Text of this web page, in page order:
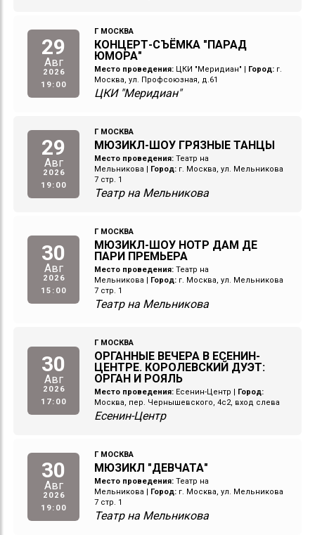
29
Авг
2026
19:00
Г МОСКВА
КОНЦЕРТ-СЪЁМКА "ПАРАД
ЮМОРА"
Место проведения: ЦКИ "Меридиан" | Город: г.
Москва, ул. Профсоюзная, д.61
ЦКИ "Меридиан"
29
Авг
2026
19:00
Г МОСКВА
МЮЗИКЛ-ШОУ ГРЯЗНЫЕ ТАНЦЫ
Место проведения: Театр на
Мельникова | Город: г. Москва, ул. Мельникова
7 стр. 1
Театр на Мельникова
30
Авг
2026
15:00
Г МОСКВА
МЮЗИКЛ-ШОУ НОТР ДАМ ДЕ
ПАРИ ПРЕМЬЕРА
Место проведения: Театр на
Мельникова | Город: г. Москва, ул. Мельникова
7 стр. 1
Театр на Мельникова
30
Авг
2026
17:00
Г МОСКВА
ОРГАННЫЕ ВЕЧЕРА В ЕСЕНИН-
ЦЕНТРЕ. КОРОЛЕВСКИЙ ДУЭТ:
ОРГАН И РОЯЛЬ
Место проведения: Есенин-Центр | Город:
Москва, пер. Чернышевского, 4с2, вход слева
Есенин-Центр
30
Авг
2026
19:00
Г МОСКВА
МЮЗИКЛ "ДЕВЧАТА"
Место проведения: Театр на
Мельникова | Город: г. Москва, ул. Мельникова
7 стр. 1
Театр на Мельникова